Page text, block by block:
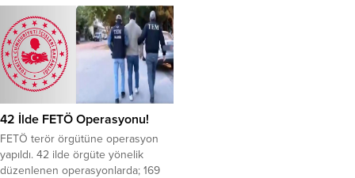
42 İlde FETÖ Operasyonu!
FETÖ terör örgütüne operasyon
yapıldı. 42 ilde örgüte yönelik
düzenlenen operasyonlarda; 169